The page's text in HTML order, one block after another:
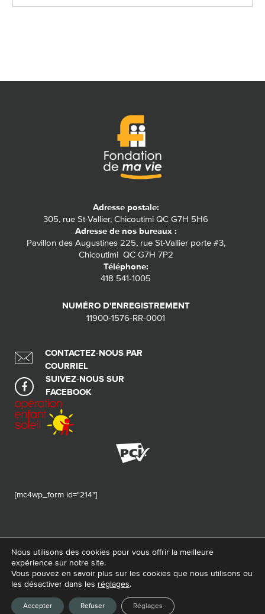
Adresse postale:
305, rue St-Vallier, Chicoutimi QC G7H 5H6
Adresse de nos bureaux :
Pavillon des Augustines 225, rue St-Vallier porte #3,
Chicoutimi QC G7H 7P2
Téléphone:
418 541-1005
NUMÉRO D'ENREGISTREMENT
11900-1576-RR-0001
CONTACTEZ-NOUS PAR
COURRIEL
SUIVEZ-NOUS SUR
FACEBOOK
[mc4wp_form id="214"]
© 2026 Tous droits réservés - Fondation de ma vie – Pour la santé de la
Conception Web :
Nous utilisons des cookies pour vous offrir la meilleure
expérience sur notre site.
Vous pouvez en savoir plus sur les cookies que nous utilisons ou
les désactiver dans les réglages.
Accepter Refuser Réglages